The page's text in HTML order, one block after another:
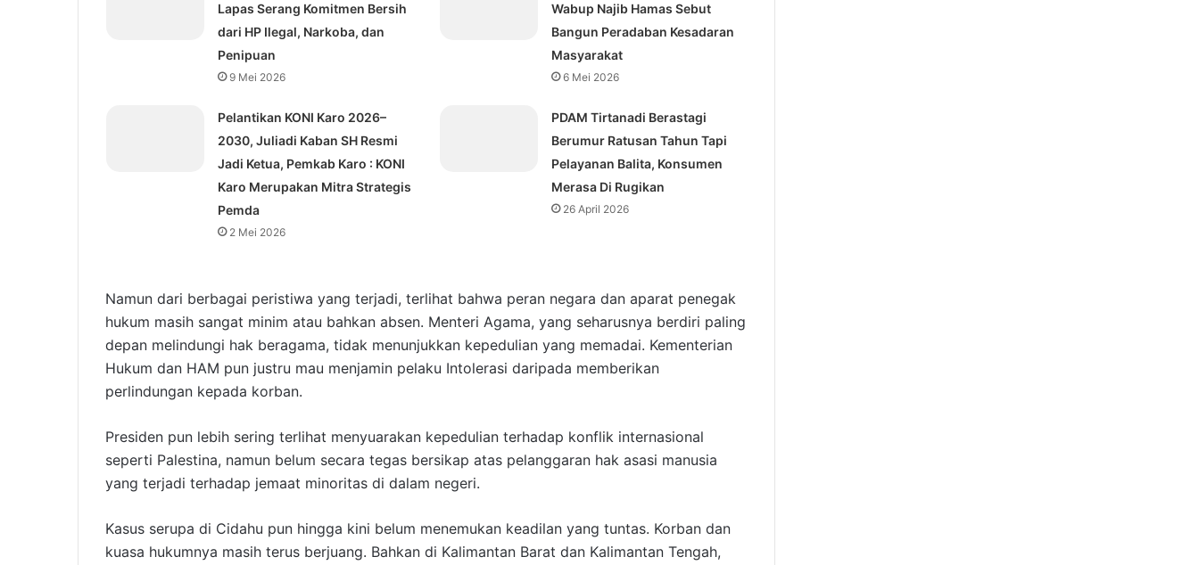
Lapas Serang Komitmen Bersih
dari HP Ilegal, Narkoba, dan
Penipuan
9 Mei 2026
Wabup Najib Hamas Sebut
Bangun Peradaban Kesadaran
Masyarakat
6 Mei 2026
Pelantikan KONI Karo 2026–
2030, Juliadi Kaban SH Resmi
Jadi Ketua, Pemkab Karo : KONI
Karo Merupakan Mitra Strategis
Pemda
2 Mei 2026
PDAM Tirtanadi Berastagi
Berumur Ratusan Tahun Tapi
Pelayanan Balita, Konsumen
Merasa Di Rugikan
26 April 2026
Namun dari berbagai peristiwa yang terjadi, terlihat bahwa peran negara dan aparat penegak
hukum masih sangat minim atau bahkan absen. Menteri Agama, yang seharusnya berdiri paling
depan melindungi hak beragama, tidak menunjukkan kepedulian yang memadai. Kementerian
Hukum dan HAM pun justru mau menjamin pelaku Intolerasi daripada memberikan
perlindungan kepada korban.
Presiden pun lebih sering terlihat menyuarakan kepedulian terhadap konflik internasional
seperti Palestina, namun belum secara tegas bersikap atas pelanggaran hak asasi manusia
yang terjadi terhadap jemaat minoritas di dalam negeri.
Kasus serupa di Cidahu pun hingga kini belum menemukan keadilan yang tuntas. Korban dan
kuasa hukumnya masih terus berjuang. Bahkan di Kalimantan Barat dan Kalimantan Tengah,